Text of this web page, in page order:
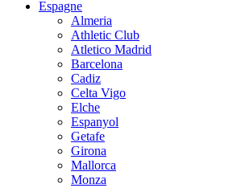
Espagne
Almeria
Athletic Club
Atletico Madrid
Barcelona
Cadiz
Celta Vigo
Elche
Espanyol
Getafe
Girona
Mallorca
Monza